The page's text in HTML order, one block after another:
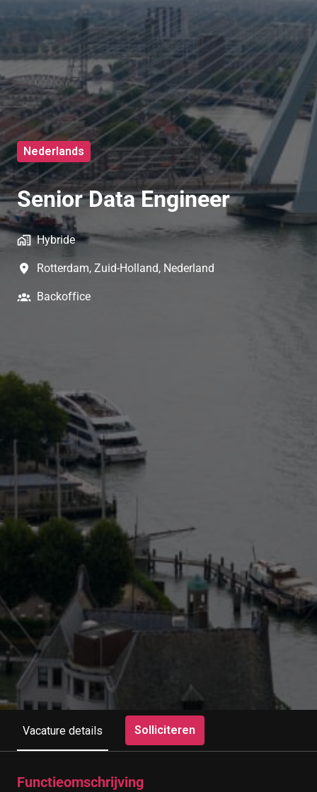
Nederlands
Senior Data Engineer
Hybride
Rotterdam, Zuid-Holland, Nederland
Backoffice
Vacature details Solliciteren
Functieomschrijving